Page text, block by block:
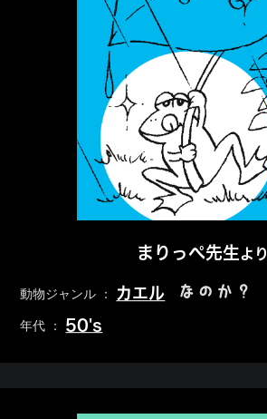
まりっぺ先生より
動物ジャンル ： カエル なのか？
年代 ： 50's